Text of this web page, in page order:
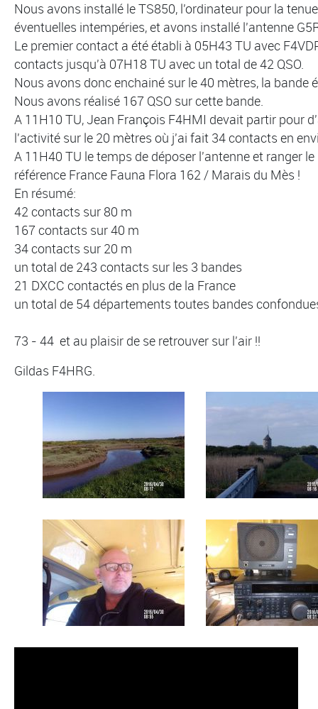
Nous avons installé le TS850, l'ordinateur pour la
éventuelles intempéries, et avons installé l'antenne
Le premier contact a été établi à 05H43 TU avec
contacts jusqu'à 07H18 TU avec un total de 42 QSO.
Nous avons donc enchainé sur le 40 mètres, la
Nous avons réalisé 167 QSO sur cette bande.
A 11H10 TU, Jean François F4HMI devait partir pour
l'activité sur le 20 mètres où j'ai fait 34 contacts en
A 11H40 TU le temps de déposer l'antenne et ranger
référence France Fauna Flora 162 / Marais du Mès !
En résumé:
42 contacts sur 80 m
167 contacts sur 40 m
34 contacts sur 20 m
un total de 243 contacts sur les 3 bandes
21 DXCC contactés en plus de la France
un total de 54 départements toutes bandes
73 - 44 et au plaisir de se retrouver sur l'air !!
Gildas F4HRG.